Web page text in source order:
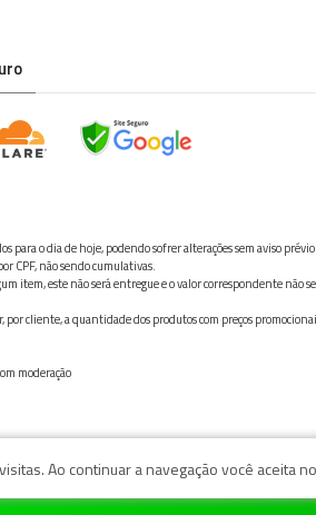
para o dia de hoje, podendo sofrer alterações sem aviso prévio.
CPF, não sendo cumulativas.
item, este não será entregue e o valor correspondente não
cliente, a quantidade dos produtos com preços
moderação
Ao continuar a navegação você aceita